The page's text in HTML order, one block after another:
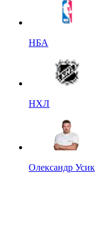
НБА
НХЛ
Олександр Усик